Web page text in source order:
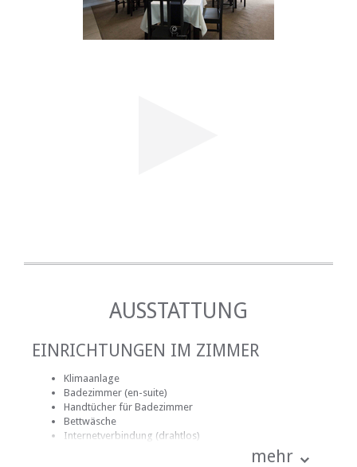
AUSSTATTUNG
EINRICHTUNGEN IM ZIMMER
Klimaanlage
Badezimmer (en-suite)
Handtücher für Badezimmer
Bettwäsche
Internetverbindung (drahtlos)
mehr